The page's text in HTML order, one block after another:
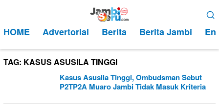
kontenMobile
HOME Advertorial Berita Berita Jambi
TAG: KASUS ASUSILA TINGGI
Kasus Asusila Tinggi, Ombudsman Sebut
P2TP2A Muaro Jambi Tidak Masuk Kriteria